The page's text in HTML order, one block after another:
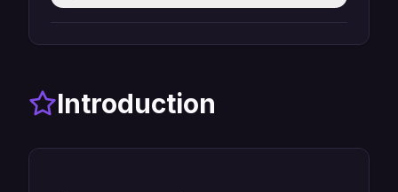
Introduction